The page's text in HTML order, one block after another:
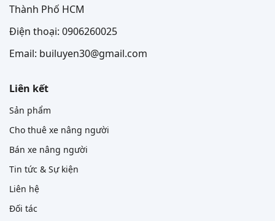
Thành Phố HCM
Điện thoại: 0906260025
Email: builuyen30@gmail.com
Liên kết
Sản phẩm
Cho thuê xe nâng người
Bán xe nâng người
Tin tức & Sự kiện
Liên hệ
Đối tác